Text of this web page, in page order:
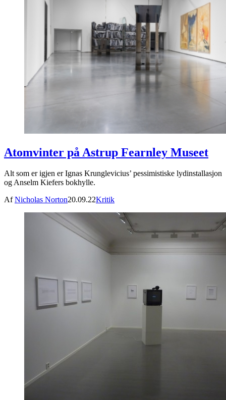
Atomvinter på Astrup Fearnley Museet
Alt som er igjen er Ignas Krunglevicius’ pessimistiske lydinstallasjon
og Anselm Kiefers bokhylle.
AfNicholas Norton20.09.22Kritik